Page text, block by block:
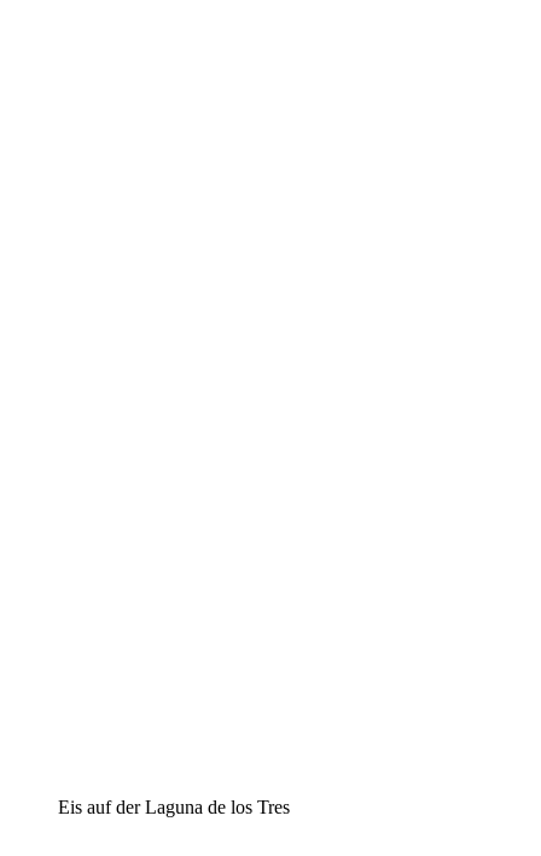
Eis auf der Laguna de los Tres